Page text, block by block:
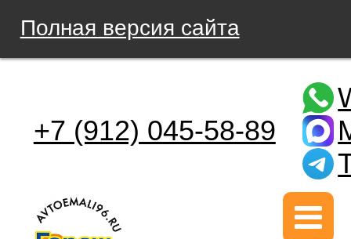
Полная версия сайта
+7 (912) 045-58-89